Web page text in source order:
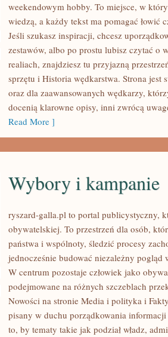
NAJWIĘKSZE
OKAZY
weekendowym hobby. To miejsce, w
wiedzą, a każdy tekst ma pomagać łowić
Jeśli szukasz inspiracji, chcesz
zestawów, albo po prostu lubisz czytać o
realiach, znajdziesz tu przyjazną
sprzętu i Historia wędkarstwa. Strona jest
oraz dla zaawansowanych wędkarzy,
docenią klarowne opisy, inni zwrócą
Read More ]
WYBORY
KAMPANIE
Wybory i kampanie
ryszard-galla.pl to portal publicystyczny,
obywatelskiej. To przestrzeń dla osób,
państwa i wspólnoty, śledzić procesy
jednocześnie budować niezależny
W centrum pozostaje człowiek jako
podejmowane na różnych szczeblach
Nowości na stronie Media i polityka i
pisany w duchu porządkowania informacji
to, by tematy takie jak podział władz,